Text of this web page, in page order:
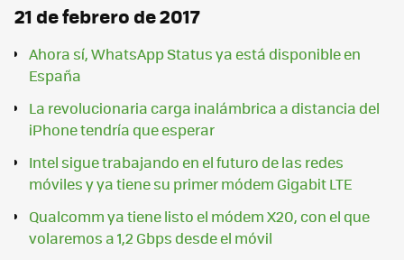
21 de febrero de 2017
Ahora sí, WhatsApp Status ya está disponible en
España
La revolucionaria carga inalámbrica a distancia del
iPhone tendría que esperar
Intel sigue trabajando en el futuro de las redes
móviles y ya tiene su primer módem Gigabit LTE
Qualcomm ya tiene listo el módem X20, con el que
volaremos a 1,2 Gbps desde el móvil